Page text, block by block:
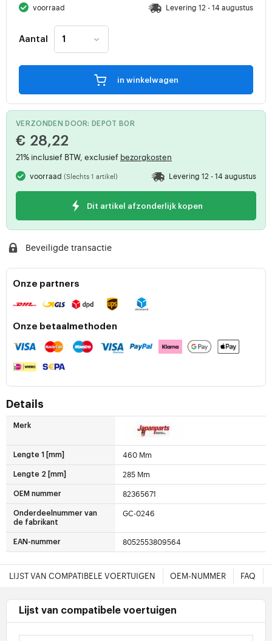
voorraad Levering 12 - 14 augustus
Aantal
in winkelwagen
VERZONDEN DOOR: DEPOT B0R
€ 28,22
21% inclusief BTW, exclusief bezorgkosten
voorraad(Slechts 1 artikel) Levering 12 - 14 augustus
Dit artikel afzonderlijk kopen
Beveiligde transactie
Onze partners
Onze betaalmethoden
Details
Merk
Lengte 1 [mm] 460 Mm
Lengte 2 [mm] 285 Mm
OEM nummer 82365671
Onderdeelnummer van
de fabrikant
GC-0246
EAN-nummer 8052553809564
LIJST VAN COMPATIBELE VOERTUIGEN OEM-NUMMER FAQ
Lijst van compatibele voertuigen